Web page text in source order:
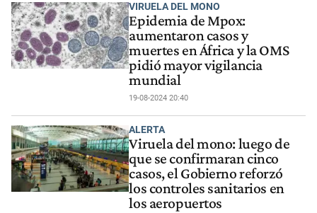
VIRUELA DEL MONO
Epidemia de Mpox:
aumentaron casos y
muertes en África y la OMS
pidió mayor vigilancia
mundial
19-08-2024 20:40
ALERTA
Viruela del mono: luego de
que se confirmaran cinco
casos, el Gobierno reforzó
los controles sanitarios en
los aeropuertos